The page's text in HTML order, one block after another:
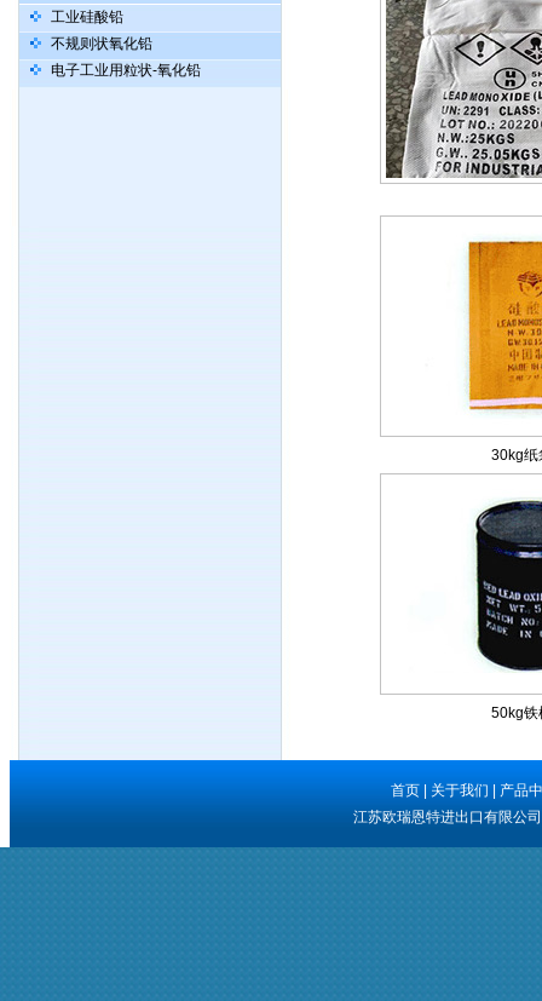
工业硅酸铅
不规则状氧化铅
电子工业用粒状-氧化铅
30kg纸
50kg铁
首页| 关于我们
产品
江苏欧瑞恩特进出口有限公